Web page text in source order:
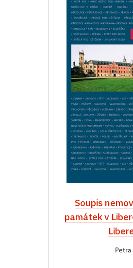
Soupis
památek v
Petra